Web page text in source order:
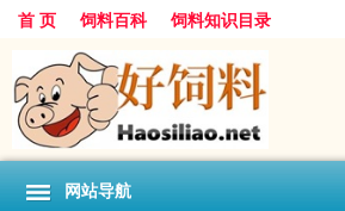
首 页 饲料百科 饲料知识目录
网站导航